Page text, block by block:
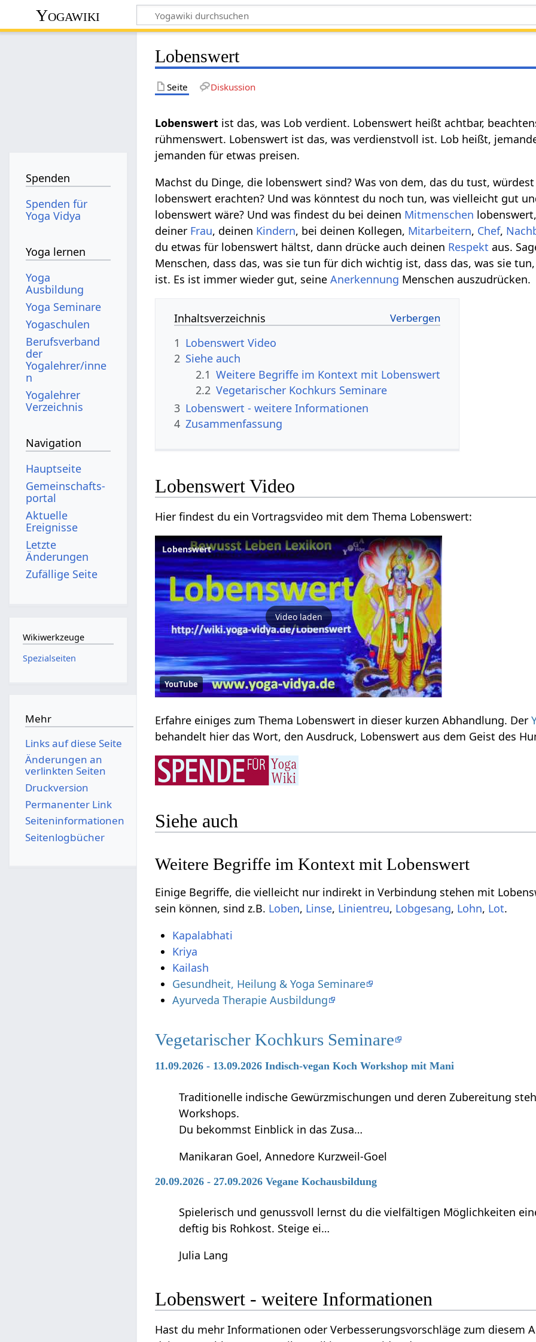
Yogawiki
Lobenswert
Seite Diskussion
ist das, was Lob verdient. Lobenswert heißt achtbar,
rühmenswert. Lobenswert ist das, was verdienstvoll ist. Lob heißt,
jemanden für etwas preisen.
Machst du Dinge, die lobenswert sind? Was von dem, das du tust,
lobenswert erachten? Und was könntest du noch tun, was vielleicht gut
lobenswert wäre? Und was findest du bei deinen Mitmenschen
deiner Frau, deinen Kindern, bei deinen Kollegen, Mitarbeitern, Chef,
du etwas für lobenswert hältst, dann drücke auch deinen Respekt aus.
Menschen, dass das, was sie tun für dich wichtig ist, dass das, was sie
ist. Es ist immer wieder gut, seineAnerkennung Menschen auszudrücken.
Inhaltsverzeichnis
1
Lobenswert‏‎ Video
2 Siehe auch
2.1
2.2 Vegetarischer Kochkurs Seminare
3
Lobenswert‏‎ - weitere Informationen
4 Zusammenfassung
Lobenswert‏‎ Video
Hier findest du ein Vortragsvideo mit dem Thema Lobenswert‏‎:
Lobenswert
Video laden
YouTube
Erfahre einiges zum Thema Lobenswert‏‎ in dieser kurzen Abhandlung. Der
behandelt hier das Wort, den Ausdruck,
Siehe auch
Einige Begriffe, die vielleicht nur indirekt in Verbindung stehen mit Lobenswert‏‎, aber für dich vielleicht doch
sein können, sind z.B.
, , , , ,
.
Kapalabhati
Kriya
Kailash
Gesundheit, Heilung & Yoga Seminare
Ayurveda Therapie Ausbildung
Vegetarischer Kochkurs Seminare
11.09.2026 - 13.09.2026 Indisch-vegan Koch Workshop mit Mani
Traditionelle indische Gewürzmischungen und deren Zubereitung
Workshops.
Du bekommst Einblick in das Zusa…
Manikaran Goel, Annedore Kurzweil-Goel
20.09.2026 - 27.09.2026 Vegane Kochausbildung
Spielerisch und genussvoll lernst du die vielfältigen Möglichkeiten
deftig bis Rohkost. Steige ei…
Julia Lang
Lobenswert‏‎ - weitere Informationen
Hast du mehr Informationen oder Verbesserungsvorschläge zum diesem Artikel über
Spenden
Spenden für
Yoga Vidya
Yoga lernen
Yoga
Ausbildung
Yoga Seminare
Yogaschulen
Berufsverband
der
Yogalehrer/inne
n
Yogalehrer
Verzeichnis
Navigation
Hauptseite
Gemeinschafts­
portal
Aktuelle
Ereignisse
Letzte
Änderungen
Zufällige Seite
Wikiwerkzeuge
Spezialseiten
Mehr
Links auf diese Seite
Änderungen an
verlinkten Seiten
Druckversion
Permanenter Link
Seiten­­informationen
Seitenlogbücher